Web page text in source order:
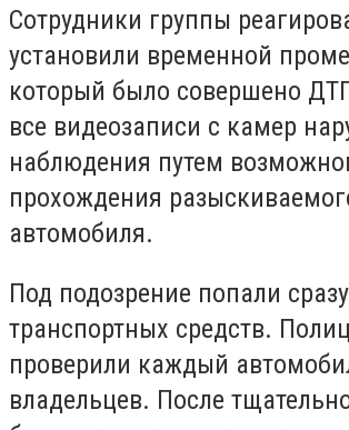
Сотрудники группы
установили временной
который было совершено
все видеозаписи с камер
наблюдения путем
прохождения
автомобиля.
Под подозрение попали
транспортных средств.
проверили каждый
владельцев. После